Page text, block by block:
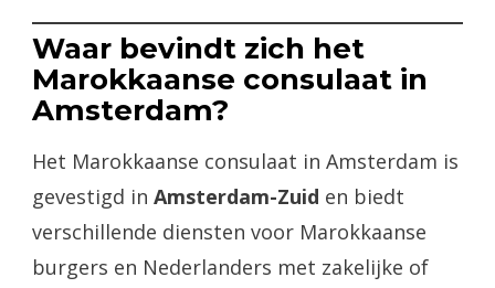
Waar bevindt zich het
Marokkaanse consulaat in
Amsterdam?
Het Marokkaanse consulaat in Amsterdam is
gevestigd in Amsterdam-Zuid en biedt
verschillende diensten voor Marokkaanse
burgers en Nederlanders met zakelijke of